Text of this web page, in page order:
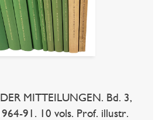
MITTEILUNGEN. Bd. 3,
91. 10 vols. Prof. illustr.